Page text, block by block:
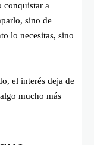
conquistar a
sino de
lo necesitas, sino
el interés deja de
mucho más